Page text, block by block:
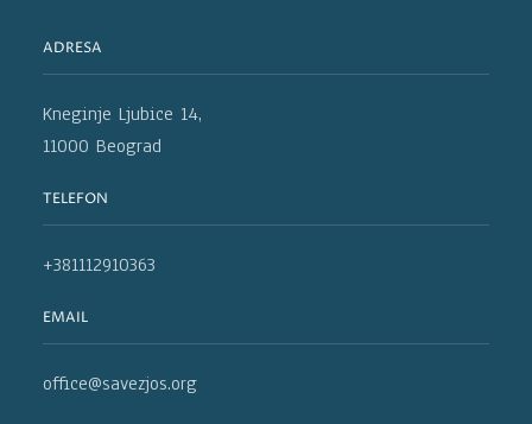
ADRESA
Kneginje Ljubice 14,
11000 Beograd
TELEFON
+381112910363
EMAIL
office@savezjos.org